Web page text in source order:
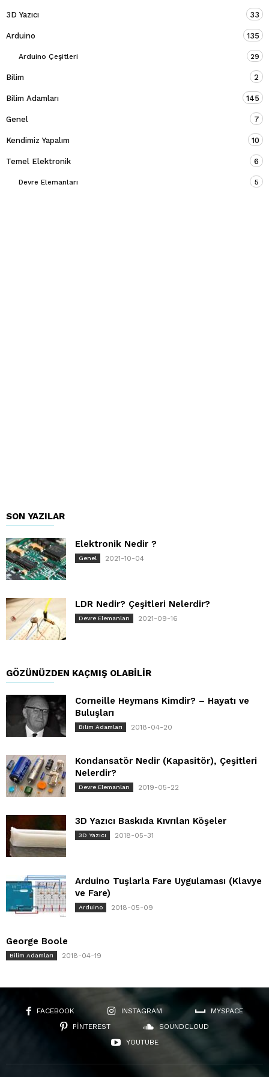
3D Yazıcı 33
Arduino 135
Arduino Çeşitleri 29
Bilim 2
Bilim Adamları 145
Genel 7
Kendimiz Yapalım 10
Temel Elektronik 6
Devre Elemanları 5
SON YAZILAR
Elektronik Nedir ?
Genel 2021-10-04
LDR Nedir? Çeşitleri Nelerdir?
Devre Elemanları 2021-09-16
GÖZÜNÜZDEN KAÇMIŞ OLABILIR
Corneille Heymans Kimdir? – Hayatı ve
Buluşları
Bilim Adamları 2018-04-20
Kondansatör Nedir (Kapasitör), Çeşitleri
Nelerdir?
Devre Elemanları 2019-05-22
3D Yazıcı Baskıda Kıvrılan Köşeler
3D Yazıcı 2018-05-31
Arduino Tuşlarla Fare Uygulaması (Klavye
ve Fare)
Arduino 2018-05-09
George Boole
Bilim Adamları 2018-04-19
FACEBOOK INSTAGRAM
MYSPACE
PINTEREST
SOUNDCLOUD
YOUTUBE